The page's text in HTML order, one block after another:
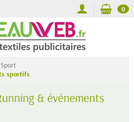
0
Sport
sportifs
& événements